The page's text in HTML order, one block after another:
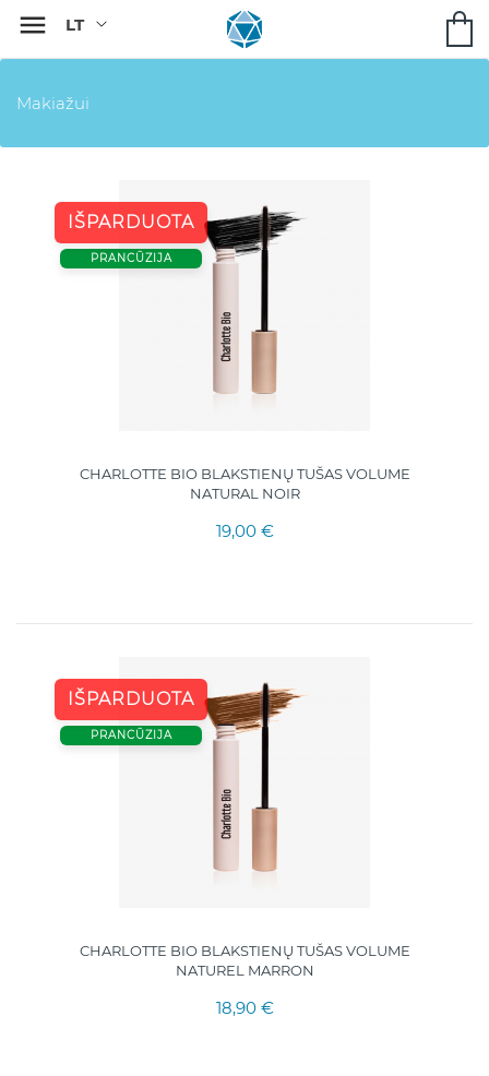

Makiažui
IŠPARDUOTA
PRANCŪZIJA
CHARLOTTE BIO BLAKSTIENŲ TUŠAS VOLUME
NATURAL NOIR
19,00 €
IŠPARDUOTA
PRANCŪZIJA
CHARLOTTE BIO BLAKSTIENŲ TUŠAS VOLUME
NATUREL MARRON
18,90 €